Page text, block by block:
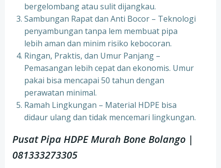
bergelombang atau sulit dijangkau.
Sambungan Rapat dan Anti Bocor – Teknologi
penyambungan tanpa lem membuat pipa
lebih aman dan minim risiko kebocoran.
Ringan, Praktis, dan Umur Panjang –
Pemasangan lebih cepat dan ekonomis. Umur
pakai bisa mencapai 50 tahun dengan
perawatan minimal.
Ramah Lingkungan – Material HDPE bisa
didaur ulang dan tidak mencemari lingkungan.
Pusat Pipa HDPE Murah Bone Bolango |
081333273305